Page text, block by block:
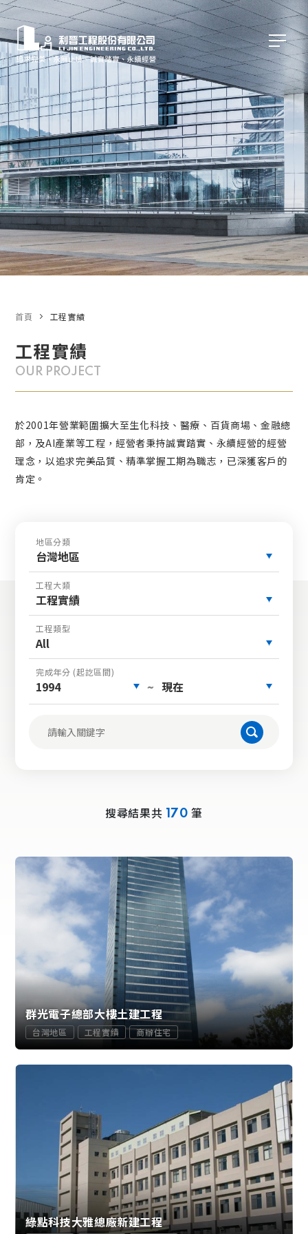
工程實績
OUR PROJECT
於2001年營業範圍擴大至生化科技、醫療、百貨商場、金融總
部，及AI產業等工程，經營者秉持誠實踏實、永續經營的經營
理念，以追求完美品質、精準掌握工期為職志，已深獲客戶的
肯定。
首頁 工程實績
地區分類
台灣地區
工程大類
工程實績
工程類型
All
完成年分 (起訖區間)
1994 ~ 現在
搜尋結果共 170 筆
群光電子總部大樓土建工程
台灣地區 工程實績 商辦住宅
綠點科技大雅總廠新建工程